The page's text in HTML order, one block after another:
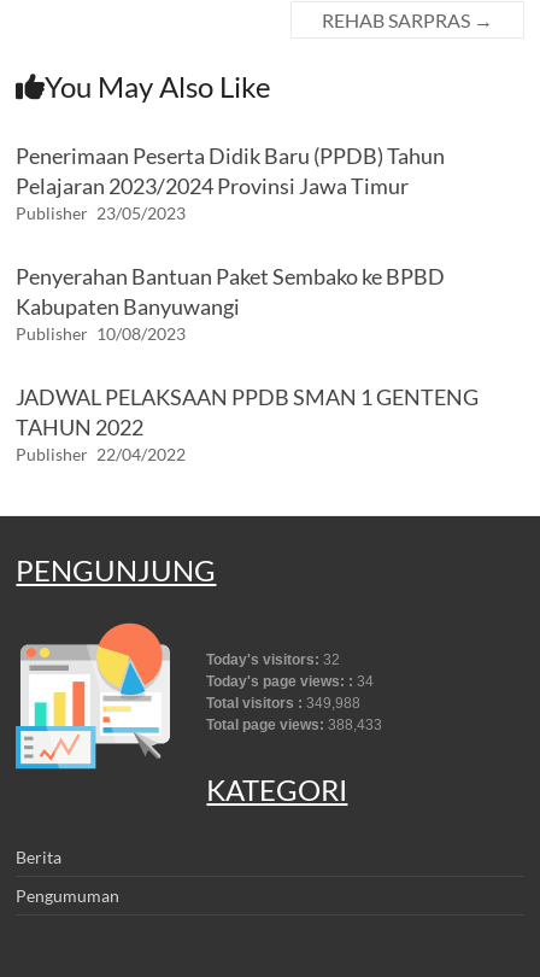
REHAB SARPRAS →
You May Also Like
Penerimaan Peserta Didik Baru (PPDB) Tahun
Pelajaran 2023/2024 Provinsi Jawa Timur
Publisher 23/05/2023
Penyerahan Bantuan Paket Sembako ke BPBD
Kabupaten Banyuwangi
Publisher 10/08/2023
JADWAL PELAKSAAN PPDB SMAN 1 GENTENG
TAHUN 2022
Publisher 22/04/2022
PENGUNJUNG
Today's visitors:32
Today's page views: :34
Total visitors :349,988
Total page views:388,433
KATEGORI
Berita
Pengumuman